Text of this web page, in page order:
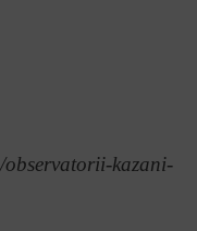
kazani-